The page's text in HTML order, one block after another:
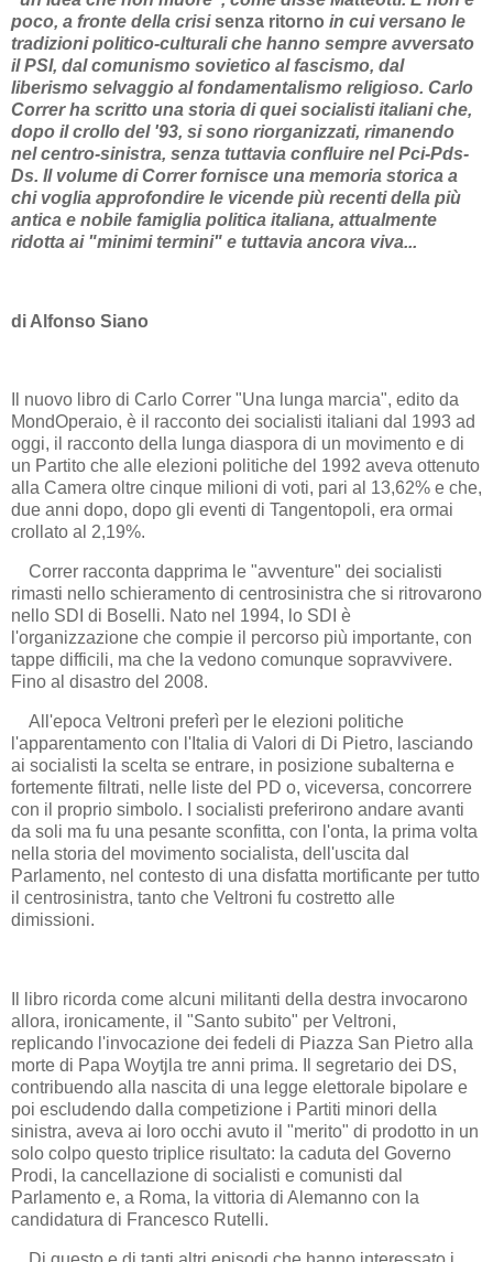
poco, a fronte della crisisenza ritorno in cui versano le
tradizioni politico-culturali che hanno sempre avversato
il PSI, dal comunismo sovietico al fascismo, dal
liberismo selvaggio al fondamentalismo religioso. Carlo
Correr ha scritto una storia di quei socialisti italiani che,
dopo il crollo del '93, si sono riorganizzati, rimanendo
nel centro-sinistra, senza tuttavia confluire nel Pci-Pds-
Ds. Il volume di Correr fornisce una memoria storica a
chi voglia approfondire le vicende più recenti della più
antica e nobile famiglia politica italiana, attualmente
ridotta ai "minimi termini" e tuttavia ancora viva...
di Alfonso Siano
Il nuovo libro di Carlo Correr "Una lunga marcia", edito da
MondOperaio, è il racconto dei socialisti italiani dal 1993 ad
oggi, il racconto della lunga diaspora di un movimento e di
un Partito che alle elezioni politiche del 1992 aveva ottenuto
alla Camera oltre cinque milioni di voti, pari al 13,62% e che,
due anni dopo, dopo gli eventi di Tangentopoli, era ormai
crollato al 2,19%.
Correr racconta dapprima le "avventure" dei socialisti
rimasti nello schieramento di centrosinistra che si ritrovarono
nello SDI di Boselli. Nato nel 1994, lo SDI è
l'organizzazione che compie il percorso più importante, con
tappe difficili, ma che la vedono comunque sopravvivere.
Fino al disastro del 2008.
All'epoca Veltroni preferì per le elezioni politiche
l'apparentamento con l'Italia di Valori di Di Pietro, lasciando
ai socialisti la scelta se entrare, in posizione subalterna e
fortemente filtrati, nelle liste del PD o, viceversa, concorrere
con il proprio simbolo. I socialisti preferirono andare avanti
da soli ma fu una pesante sconfitta, con l'onta, la prima volta
nella storia del movimento socialista, dell'uscita dal
Parlamento, nel contesto di una disfatta mortificante per tutto
il centrosinistra, tanto che Veltroni fu costretto alle
dimissioni.
Il libro ricorda come alcuni militanti della destra invocarono
allora, ironicamente, il "Santo subito" per Veltroni,
replicando l'invocazione dei fedeli di Piazza San Pietro alla
morte di Papa Woytjla tre anni prima. Il segretario dei DS,
contribuendo alla nascita di una legge elettorale bipolare e
poi escludendo dalla competizione i Partiti minori della
sinistra, aveva ai loro occhi avuto il "merito" di prodotto in un
solo colpo questo triplice risultato: la caduta del Governo
Prodi, la cancellazione di socialisti e comunisti dal
Parlamento e, a Roma, la vittoria di Alemanno con la
candidatura di Francesco Rutelli.